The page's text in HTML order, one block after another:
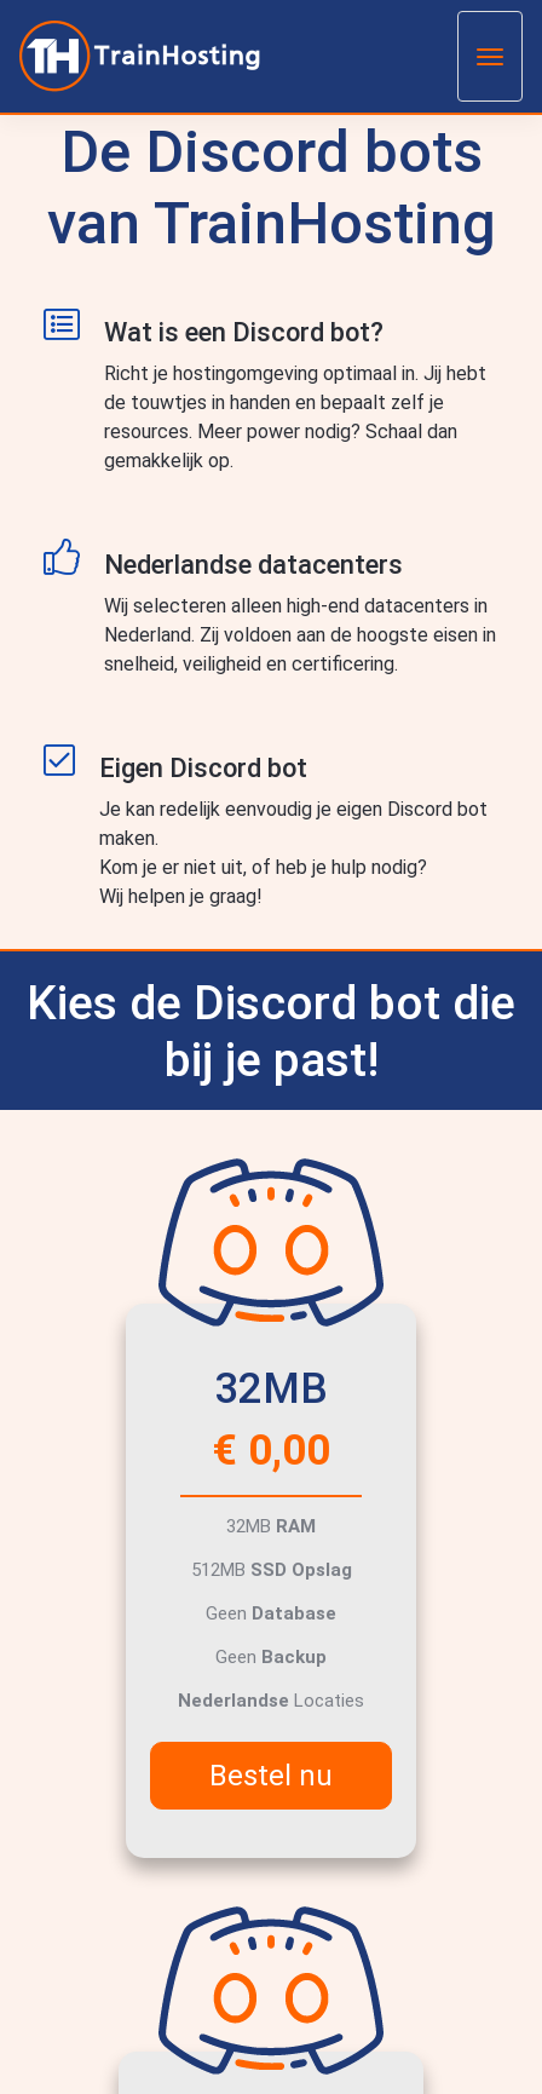
De Discord bots
van TrainHosting
Wat is een Discord bot?
Richt je hostingomgeving optimaal in. Jij hebt
de touwtjes in handen en bepaalt zelf je
resources. Meer power nodig? Schaal dan
gemakkelijk op.
Nederlandse datacenters
Wij selecteren alleen high-end datacenters in
Nederland. Zij voldoen aan de hoogste eisen in
snelheid, veiligheid en certificering.
Eigen Discord bot
Je kan redelijk eenvoudig je eigen Discord bot
maken.
Kom je er niet uit, of heb je hulp nodig?
Wij helpen je graag!
Kies de Discord bot die
bij je past!
32MB
€ 0,00
32MB RAM
512MB SSD Opslag
Geen Database
Geen Backup
Nederlandse Locaties
Bestel nu